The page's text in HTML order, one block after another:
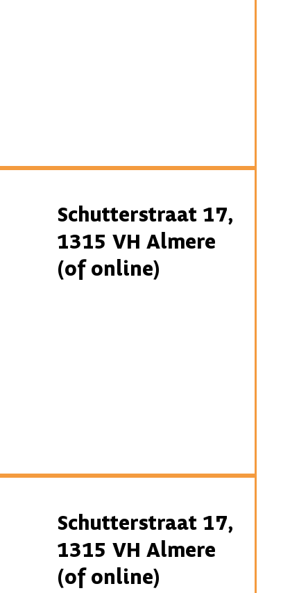
Schutterstraat 17,
1315 VH Almere
(of online)
Schutterstraat 17,
1315 VH Almere
(of online)